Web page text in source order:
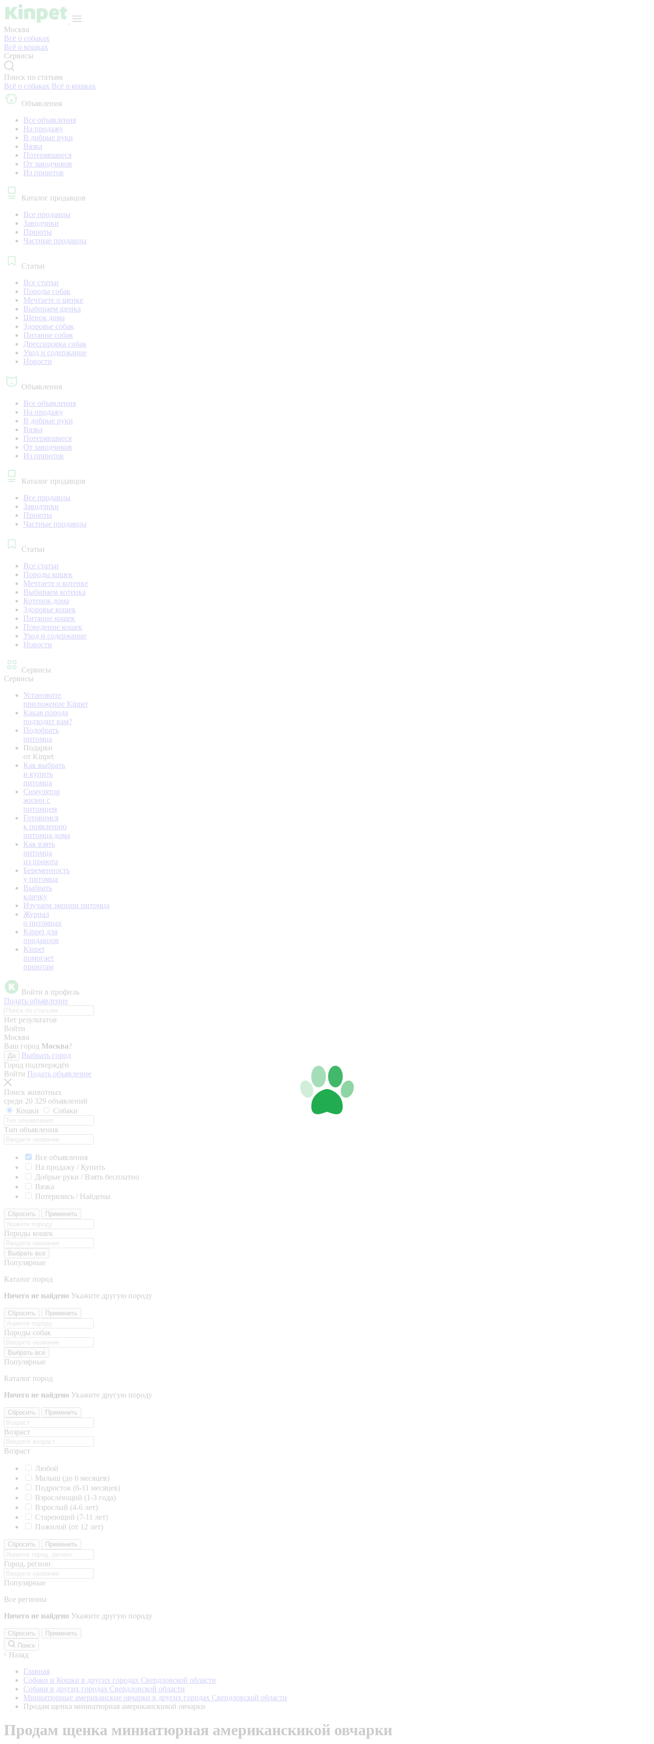
Москва
Всё о собаках
Всё о кошках
Сервисы
Поиск по статьям
Всё о собаках Всё о кошках
Объявления
Все объявления
На продажу
В добрые руки
Вязка
Потерявшиеся
От заводчиков
Из приютов
Каталог продавцов
Все продавцы
Заводчики
Приюты
Частные продавцы
Статьи
Все статьи
Породы собак
Мечтаете о щенке
Выбираем щенка
Щенок дома
Здоровье собак
Питание собак
Дрессировка собак
Уход и содержание
Новости
Объявления
Все объявления
На продажу
В добрые руки
Вязка
Потерявшиеся
От заводчиков
Из приютов
Каталог продавцов
Все продавцы
Заводчики
Приюты
Частные продавцы
Статьи
Все статьи
Породы кошек
Мечтаете о котенке
Выбираем котенка
Котенок дома
Здоровье кошек
Питание кошек
Поведение кошек
Уход и содержание
Новости
Сервисы
Сервисы
Установите
приложение Kinpet
Какая порода
подходит вам?
Подобрать
питомца
Подарки
от Kinpet
Как выбрать
и купить
питомца
Симулятор
жизни с
питомцем
Готовимся
к появлению
питомца дома
Как взять
питомца
из приюта
Беременность
у питомца
Выбрать
кличку
Изучаем эмоции питомца
Журнал
о питомцах
Kinpet для
продавцов
Kinpet
помогает
приютам
Войти в профиль
Подать объявление
Нет результатов
Войти
Москва
Ваш город Москва?
Да
Выбрать город
Город подтверждён
Войти Подать объявление
Поиск животных
среди 20 329 объявлений
Кошки
Собаки
Тип объявления
Все объявления
На продажу / Купить
Добрые руки / Взять бесплатно
Вязка
Потерялись / Найдены
Сбросить Применить
Породы кошек
Выбрать все
Популярные
Каталог пород
Ничего не найдено Укажите другую породу
Сбросить Применить
Породы собак
Выбрать все
Популярные
Каталог пород
Ничего не найдено Укажите другую породу
Сбросить Применить
Возраст
Возраст
Любой
Малыш (до 6 месяцев)
Подросток (6-11 месяцев)
Взрослеющий (1-3 года)
Взрослый (4-6 лет)
Стареющий (7-11 лет)
Пожилой (от 12 лет)
Сбросить Применить
Город, регион
Популярные
Все регионы
Ничего не найдено Укажите другую породу
Сбросить
Применить
Поиск
Назад
Главная
Собаки и Кошки в других городах Свердловской области
Собаки в других городах Свердловской области
Миниатюрные американские овчарки в других городах Свердловской области
Продам щенка миниатюрная американскикой овчарки
Продам щенка миниатюрная американскикой овчарки